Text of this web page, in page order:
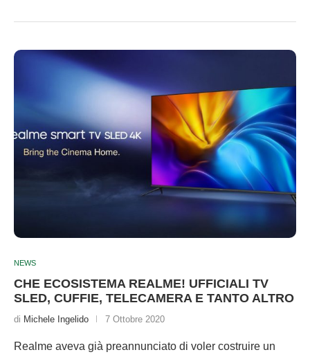
NEWS
CHE ECOSISTEMA REALME! UFFICIALI TV
SLED, CUFFIE, TELECAMERA E TANTO ALTRO
di Michele Ingelido 7 Ottobre 2020
Realme aveva già preannunciato di voler costruire un